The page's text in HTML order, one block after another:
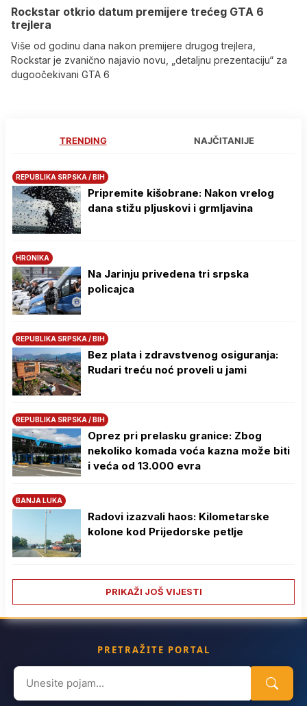
Rockstar otkrio datum premijere trećeg GTA 6
trejlera
Više od godinu dana nakon premijere drugog trejlera,
Rockstar je zvanično najavio novu, „detaljnu prezentaciju“ za
dugoočekivani GTA 6
TRENDING NAJČITANIJE
REPUBLIKA SRPSKA / BIH
Pripremite kišobrane: Nakon vrelog
dana stižu pljuskovi i grmljavina
HRONIKA
Na Јarinju privedena tri srpska
policajca
REPUBLIKA SRPSKA / BIH
Bez plata i zdravstvenog osiguranja:
Rudari treću noć proveli u jami
REPUBLIKA SRPSKA / BIH
Oprez pri prelasku granice: Zbog
nekoliko komada voća kazna može biti
i veća od 13.000 evra
BANJA LUKA
Radovi izazvali haos: Kilometarske
kolone kod Prijedorske petlje
PRIKAŽI JOŠ VIJESTI
PRETRAŽITE PORTAL
Search
for: